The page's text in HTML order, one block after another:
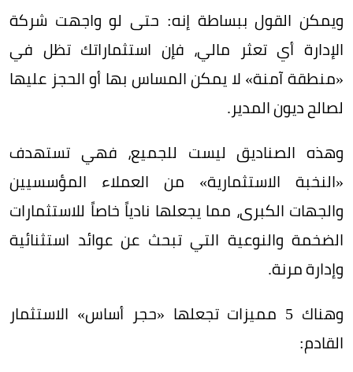
ويمكن القول ببساطة إنه: حتى لو واجهت شركة
الإدارة أي تعثر مالي، فإن استثماراتك تظل في
«منطقة آمنة» لا يمكن المساس بها أو الحجز عليها
لصالح ديون المدير.
وهذه الصناديق ليست للجميع، فهي تستهدف
«النخبة الاستثمارية» من العملاء المؤسسيين
والجهات الكبرى، مما يجعلها نادياً خاصاً للاستثمارات
الضخمة والنوعية التي تبحث عن عوائد استثنائية
وإدارة مرنة.
وهناك 5 مميزات تجعلها «حجر أساس» الاستثمار
القادم: